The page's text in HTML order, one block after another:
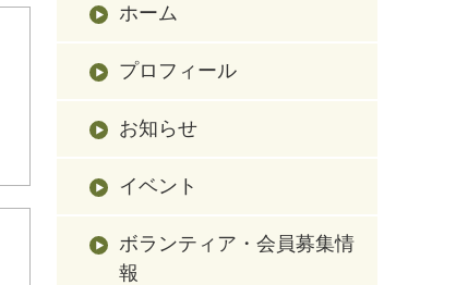
ホーム
プロフィール
お知らせ
イベント
ボランティア・会員募集情
報